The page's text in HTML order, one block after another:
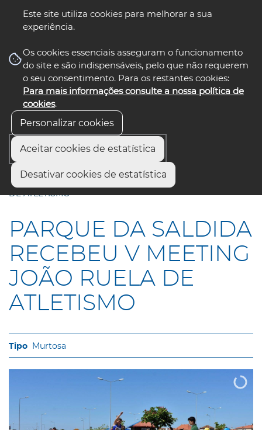
Este site utiliza cookies para melhorar a sua
experiência.
Os cookies essenciais asseguram o funcionamento
do site e são indispensáveis, pelo que não requerem
o seu consentimento. Para os restantes cookies:
Para mais informações consulte a nossa política de
cookies.
Personalizar cookies
Aceitar cookies de estatística
Desativar cookies de estatística
nos select language
Início
PARQUE DA SALDIDA RECEBEU V MEETING JOÃO RUELA
DE ATLETISMO
PARQUE DA SALDIDA
RECEBEU V MEETING
JOÃO RUELA DE
ATLETISMO
Murtosa